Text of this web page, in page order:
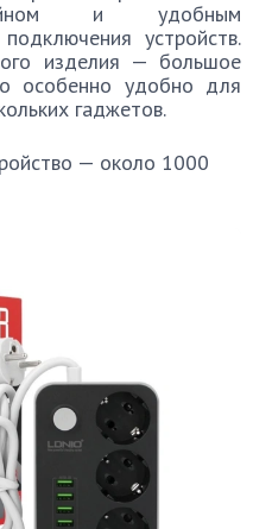
и удобным
устройств.
изделия — большое
особенно удобно для
гаджетов.
— около 1000